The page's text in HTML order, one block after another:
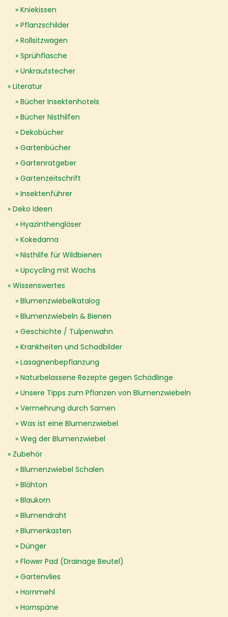
Kniekissen
Pflanzschilder
Rollsitzwagen
Sprühflasche
Unkrautstecher
Literatur
Bücher Insektenhotels
Bücher Nisthilfen
Dekobücher
Gartenbücher
Gartenratgeber
Gartenzeitschrift
Insektenführer
Deko Ideen
Hyazinthengläser
Kokedama
Nisthilfe für Wildbienen
Upcycling mit Wachs
Wissenswertes
Blumenzwiebelkatalog
Blumenzwiebeln & Bienen
Geschichte / Tulpenwahn
Krankheiten und Schadbilder
Lasagnenbepflanzung
Naturbelassene Rezepte gegen Schädlinge
Unsere Tipps zum Pflanzen von Blumenzwiebeln
Vermehrung durch Samen
Was ist eine Blumenzwiebel
Weg der Blumenzwiebel
Zubehör
Blumenzwiebel Schalen
Blähton
Blaukorn
Blumendraht
Blumenkasten
Dünger
Flower Pad (Drainage Beutel)
Gartenvlies
Hornmehl
Hornspäne